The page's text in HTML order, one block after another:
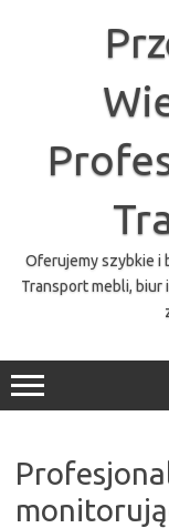
Oferujemy szybkie i
Transport mebli, biur